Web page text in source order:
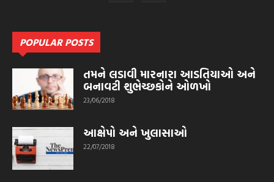
POPULAR POSTS
તમને લડાવી મારનારા આડતિયાઓ અને
બનાવટી શુભેચ્છકોને ઓળખો
23/06/2018
આક્ષેપો અને ખુલાસાઓ
22/07/2018